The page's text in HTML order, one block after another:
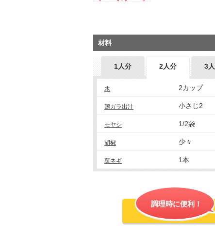
材料
1人分 2人分 3
水 2カップ
鶏ガラ出汁 小さじ2
モヤシ 1/2袋
胡椒 少々
葉ネギ 1本
調理時に便利！